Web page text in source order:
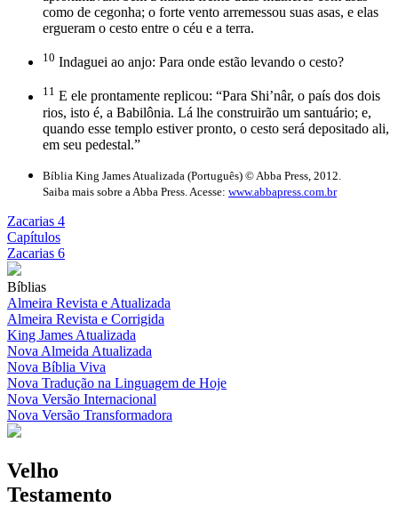
como de cegonha; o forte vento arremessou suas asas, e elas
ergueram o cesto entre o céu e a terra.
10 Indaguei ao anjo: Para onde estão levando o cesto?
11 E ele prontamente replicou: “Para Shi’nâr, o país dos dois
rios, isto é, a Babilônia. Lá lhe construirão um santuário; e,
quando esse templo estiver pronto, o cesto será depositado ali,
em seu pedestal.”
Bíblia King James Atualizada (Português) © Abba Press, 2012.
Saiba mais sobre a Abba Press. Acesse: www.abbapress.com.br
Zacarias 4
Capítulos
Zacarias 6
Bíblias
Almeira Revista e Atualizada
Almeira Revista e Corrigida
King James Atualizada
Nova Almeida Atualizada
Nova Bíblia Viva
Nova Tradução na Linguagem de Hoje
Nova Versão Internacional
Nova Versão Transformadora
Velho
Testamento